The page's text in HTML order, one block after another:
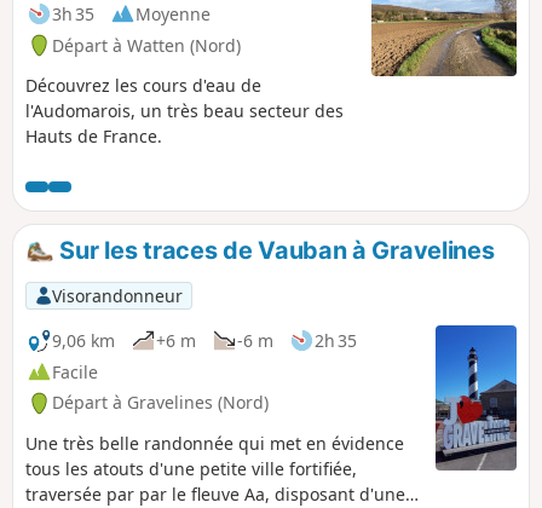
3h 35
Moyenne
Départ à Watten (Nord)
Découvrez les cours d'eau de
l'Audomarois, un très beau secteur des
Hauts de France.
Sur les traces de Vauban à Gravelines
Visorandonneur
9,06 km
+6 m -6 m
2h 35
Facile
Départ à Gravelines (Nord)
Une très belle randonnée qui met en évidence
tous les atouts d'une petite ville fortifiée,
traversée par par le fleuve Aa, disposant d'une